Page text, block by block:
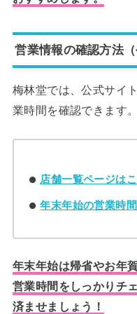
営業情報の確認方法（
梅林堂では、公式サイ
業時間を確認できます。
店舗一覧ページは
年末年始の営業時
年末年始は帰省やお年
営業時間をしっかりチ
済ませましょう！